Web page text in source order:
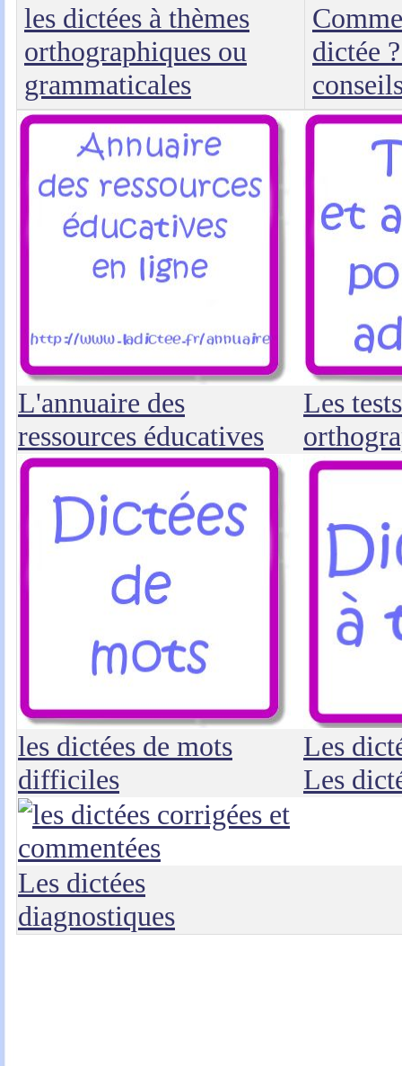
les dictées à thèmes
orthographiques ou
grammaticales
dictée
L'annuaire des
ressources éducatives
Les
les dictées de mots
difficiles
Les
Les
Les dictées
diagnostiques